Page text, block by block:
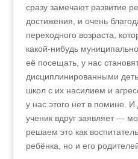
сразу замечают развитие
достижения, и очень
переходного возраста,
какой-нибудь
её посещать, у нас
дисциплинированными
школ с их насилием и
у нас этого нет в помине.
ученик вдруг заявляет —
решаем это как
ребёнка, но и его